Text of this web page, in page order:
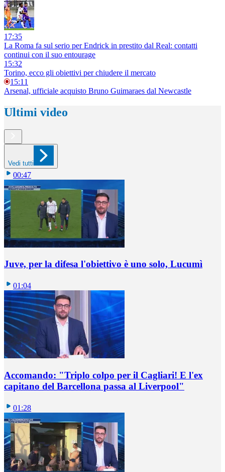
17:35
La Roma fa sul serio per Endrick in prestito dal Real: contatti
continui con il suo entourage
15:32
Torino, ecco gli obiettivi per chiudere il mercato
15:11
Arsenal, ufficiale acquisto Bruno Guimaraes dal Newcastle
Ultimi video
Vedi tutti
00:47
Juve, per la difesa l'obiettivo è uno solo, Lucumì
01:04
Accomando: "Triplo colpo per il Cagliari! E l'ex
capitano del Barcellona passa al Liverpool"
01:28